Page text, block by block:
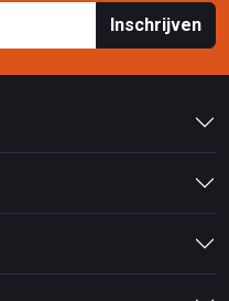
Inschrijven